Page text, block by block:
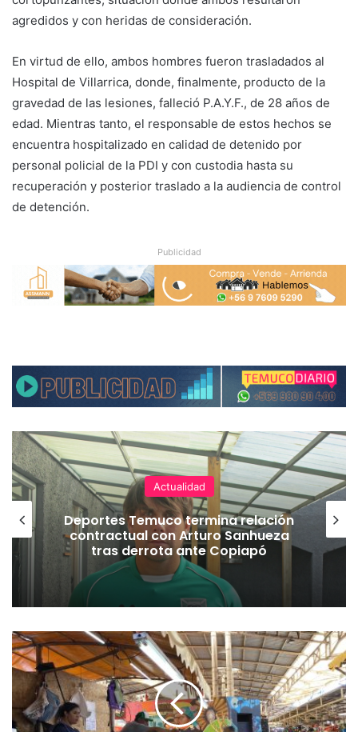
agredidos y con heridas de consideración.
En virtud de ello, ambos hombres fueron trasladados al
Hospital de Villarrica, donde, finalmente, producto de la
gravedad de las lesiones, falleció P.A.Y.F., de 28 años de
edad. Mientras tanto, el responsable de estos hechos se
encuentra hospitalizado en calidad de detenido por
personal policial de la PDI y con custodia hasta su
recuperación y posterior traslado a la audiencia de control
de detención.
Publicidad
Actualidad
Deportes Temuco termina relación
contractual con Arturo Sanhueza
tras derrota ante Copiapó
P
l
a
n
“
M